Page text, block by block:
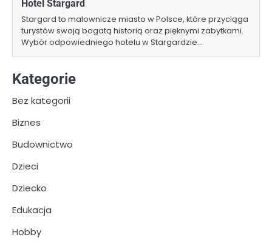
Hotel Stargard
Stargard to malownicze miasto w Polsce, które przyciąga
turystów swoją bogatą historią oraz pięknymi zabytkami.
Wybór odpowiedniego hotelu w Stargardzie…
Kategorie
Bez kategorii
Biznes
Budownictwo
Dzieci
Dziecko
Edukacja
Hobby